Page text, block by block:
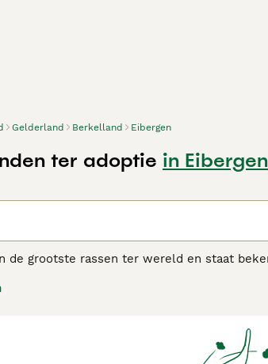
Gelderland Berkelland Eibergen
ter adoptie in Eibergen
de grootste rassen ter wereld en staat
de hele wereld dankzij hun vriendelijke,
voor informatie over dit hondenras.